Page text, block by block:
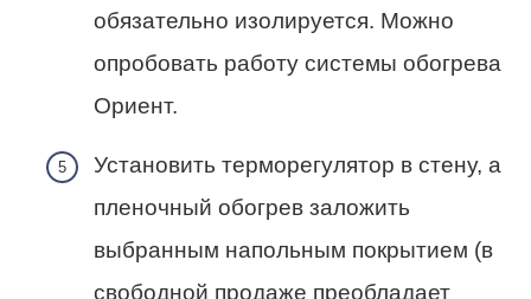
обязательно изолируется. Можно
опробовать работу системы обогрева
Ориент.
Установить терморегулятор в стену, а
пленочный обогрев заложить
выбранным напольным покрытием (в
свободной продаже преобладает